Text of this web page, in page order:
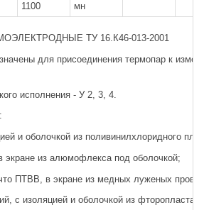
1100
мн
ТУ 16.К46-013-2001
для присоединения термопар к
исполнения - У 2, 3, 4.
и оболочкой из поливинилхлоридного
из алюмофлекса под оболочкой;
ПТВВ, в экране из медных луженых
с изоляцией и оболочкой из фторопласта